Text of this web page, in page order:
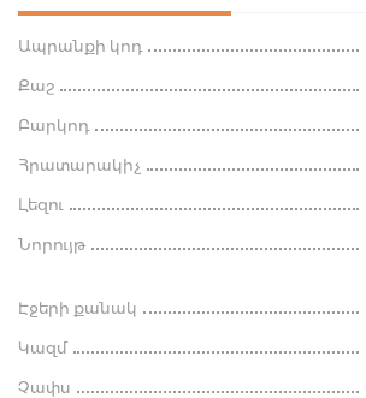
Ապրանքի կոդ
Քաշ
Բարկոդ
Հրատարակիչ
Լեզու
Նորույթ
Էջերի քանակ
Կազմ
Չափս